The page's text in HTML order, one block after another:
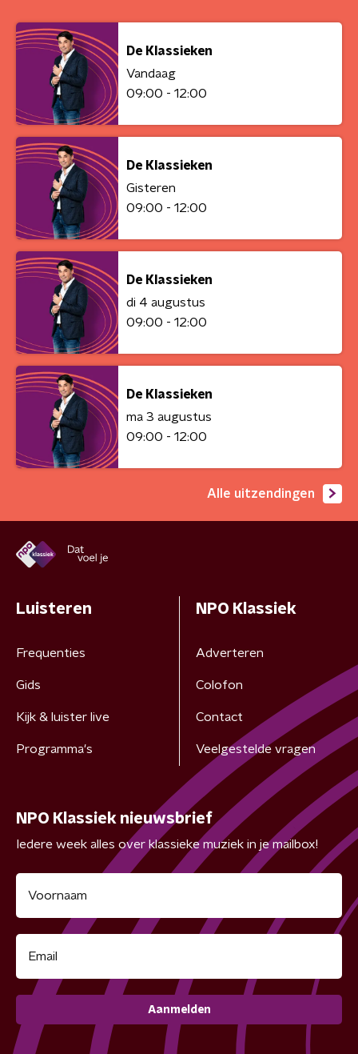
De Klassieken
Vandaag
09:00 - 12:00
De Klassieken
Gisteren
09:00 - 12:00
De Klassieken
di 4 augustus
09:00 - 12:00
De Klassieken
ma 3 augustus
09:00 - 12:00
Alle uitzendingen
Luisteren
Frequenties
Gids
Kijk & luister live
Programma's
NPO Klassiek
Adverteren
Colofon
Contact
Veelgestelde vragen
NPO Klassiek nieuwsbrief
Iedere week alles over klassieke muziek in je mailbox!
Aanmelden